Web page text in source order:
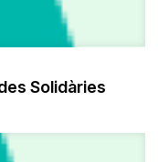
Solidàries